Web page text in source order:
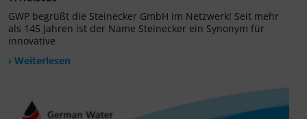
GWP begrüßt die Steinecker GmbH im Netzwerk! Seit mehr
als 145 Jahren ist der Name Steinecker ein Synonym für
innovative
› Weiterlesen